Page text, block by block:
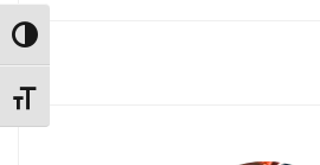
Alternar alto contraste
Alternar tamaño de letra